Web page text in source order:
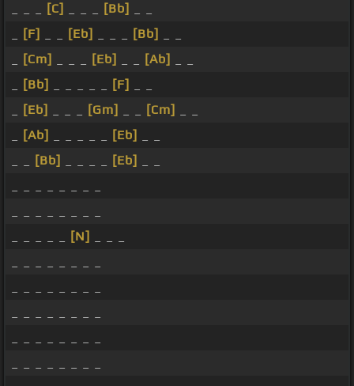
[C] [Bb]
[F] [Eb] [Bb]
[Cm] [Eb] [Ab]
[Bb] [F]
[Eb] [Gm] [Cm]
[Ab] [Eb]
[Bb] [Eb]
[N]